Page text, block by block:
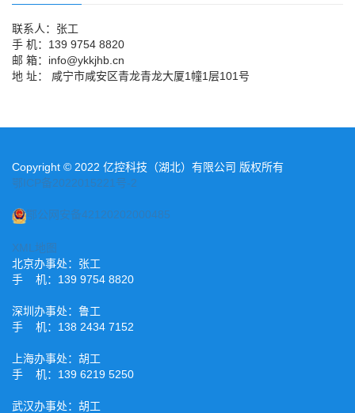
联系人：张工
手 机：139 9754 8820
邮 箱：info@ykkjhb.cn
地 址： 咸宁市咸安区青龙青龙大厦1幢1层101号
Copyright © 2022 亿控科技（湖北）有限公司 版权所有
鄂ICP备2022015221号-2
鄂公网安备42120202000485
XML地图
北京办事处：张工
手 机：139 9754 8820
深圳办事处：鲁工
手 机：138 2434 7152
上海办事处：胡工
手 机：139 6219 5250
武汉办事处：胡工